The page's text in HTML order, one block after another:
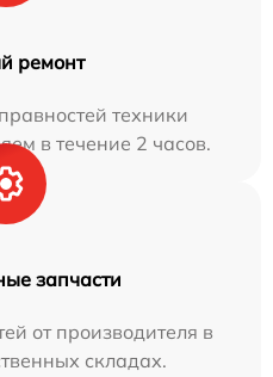
ремонт
техники
в течение 2 часов.
запчасти
от производителя в
складах.